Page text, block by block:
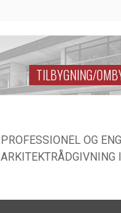
TILBYGNING/
PROFESSIONEL OG
ARKITEKTRÅDGIVNING